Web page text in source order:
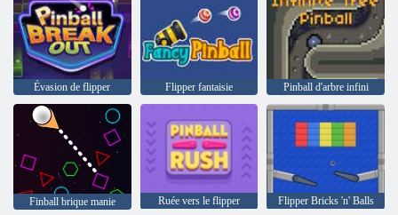
Évasion de flipper Flipper fantaisie Pinball d'arbre infini
Finball brique manie Ruée vers le flipper Flipper Bricks 'n' Balls